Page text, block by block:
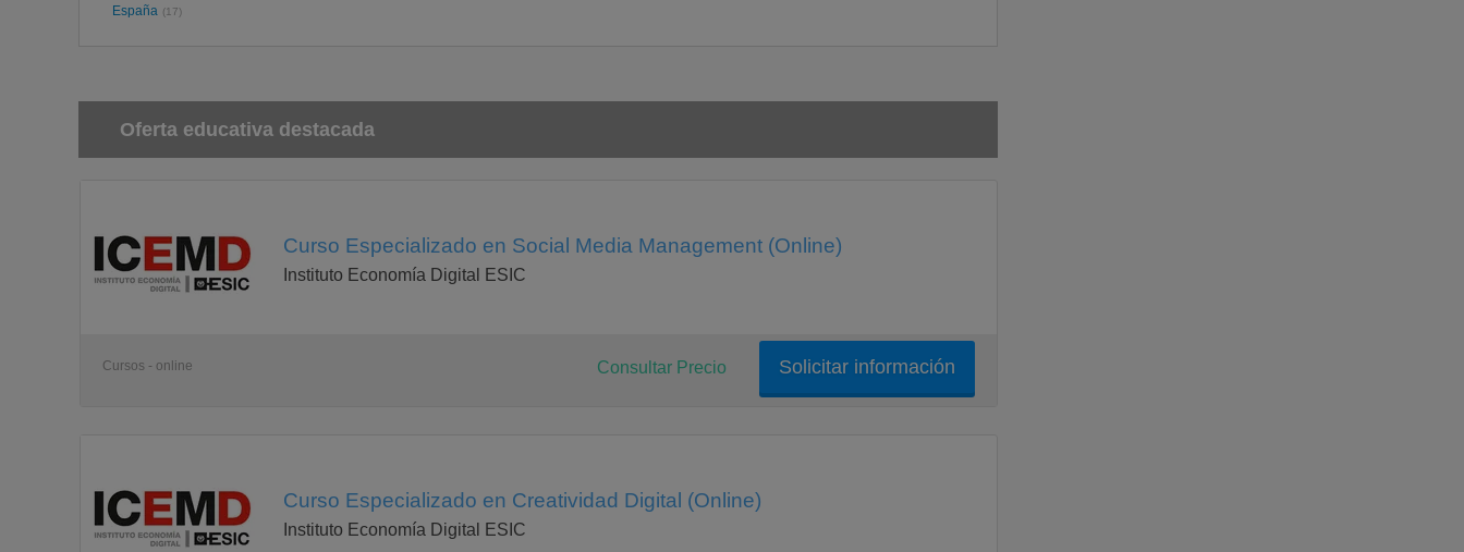
España (17)
Oferta educativa destacada
Curso Especializado en Social Media Management (Online)
Instituto Economía Digital ESIC
Cursos - online Solicitar información
Consultar Precio
Curso Especializado en Creatividad Digital (Online)
Instituto Economía Digital ESIC